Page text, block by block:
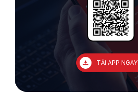
TẢI APP NGAY